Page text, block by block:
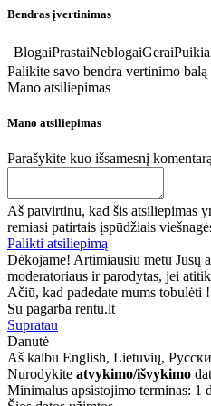
Bendras įvertinimas
BlogaiPrastaiNeblogaiGerai
Palikite savo bendra vertinimo balą
Mano atsiliepimas
Mano atsiliepimas
Parašykite kuo išsamesnį komentarą
Aš patvirtinu, kad šis atsiliepimas
remiasi patirtais įspūdžiais
Palikti atsiliepimą
Dėkojame! Artimiausiu metu Jūsų
moderatoriaus ir parodytas, jei
Ačiū, kad padedate mums tobulėti !
Su pagarba rentu.lt
Supratau
Danutė
Aš kalbu English, Lietuvių,
Nurodykite atvykimo/išvykimo
Minimalus apsistojimo terminas: 1